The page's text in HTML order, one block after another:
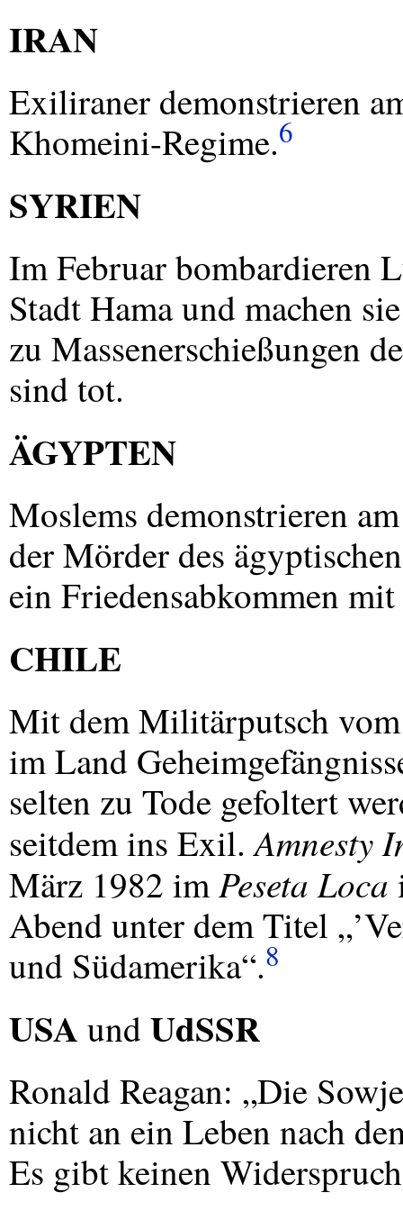
IRAN
Exiliraner demonstrieren
Khomeini-Regime.6
SYRIEN
Im Februar bombardieren
Stadt Hama und machen
zu Massenerschießungen
sind tot.
ÄGYPTEN
Moslems demonstrieren
der Mörder des
ein Friedensabkommen
CHILE
Mit dem Militärputsch vom
im Land
selten zu Tode gefoltert
seitdem ins Exil.Amnesty
März 1982 imPeseta Loca
Abend unter dem Titel
und Südamerika“.8
USA undUdSSR
Ronald Reagan: „Die
nicht an ein Leben nach
Es gibt keinen